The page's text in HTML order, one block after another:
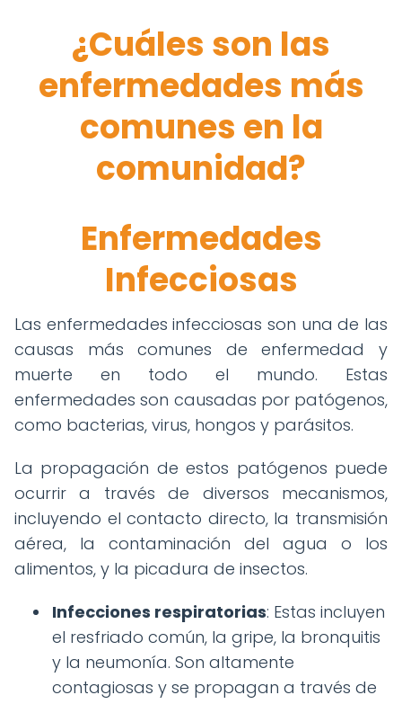
¿Cuáles son las
enfermedades más
comunes en la
comunidad?
Enfermedades
Infecciosas
Las enfermedades infecciosas son una de las
causas más comunes de enfermedad y
muerte en todo el mundo. Estas
enfermedades son causadas por patógenos,
como bacterias, virus, hongos y parásitos.
La propagación de estos patógenos puede
ocurrir a través de diversos mecanismos,
incluyendo el contacto directo, la transmisión
aérea, la contaminación del agua o los
alimentos, y la picadura de insectos.
Infecciones respiratorias: Estas incluyen
el resfriado común, la gripe, la bronquitis
y la neumonía. Son altamente
contagiosas y se propagan a través de